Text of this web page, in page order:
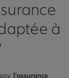
à
l'assurance